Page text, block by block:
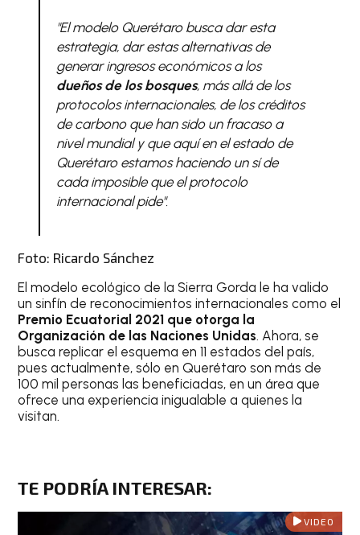
"El modelo Querétaro busca dar esta
estrategia, dar estas alternativas de
generar ingresos económicos a los
dueños de los bosques, más allá de los
protocolos internacionales, de los créditos
de carbono que han sido un fracaso a
nivel mundial y que aquí en el estado de
Querétaro estamos haciendo un sí de
cada imposible que el protocolo
internacional pide".
Foto: Ricardo Sánchez
El modelo ecológico de la Sierra Gorda le ha valido
un sinfín de reconocimientos internacionales como el
Premio Ecuatorial 2021 que otorga la
Organización de las Naciones Unidas. Ahora, se
busca replicar el esquema en 11 estados del país,
pues actualmente, sólo en Querétaro son más de
100 mil personas las beneficiadas, en un área que
ofrece una experiencia inigualable a quienes la
visitan.
TE PODRÍA INTERESAR:
VIDEO